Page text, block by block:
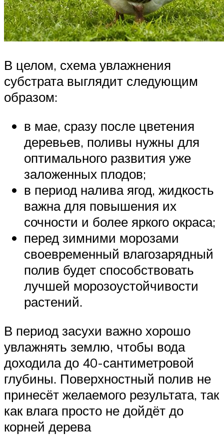
В целом, схема увлажнения
субстрата выглядит следующим
образом:
в мае, сразу после цветения
деревьев, поливы нужны для
оптимального развития уже
заложенных плодов;
в период налива ягод, жидкость
важна для повышения их
сочности и более яркого окраса;
перед зимними морозами
своевременный влагозарядный
полив будет способствовать
лучшей морозоустойчивости
растений.
В период засухи важно хорошо
увлажнять землю, чтобы вода
доходила до 40-сантиметровой
глубины. Поверхностный полив не
принесёт желаемого результата, так
как влага просто не дойдёт до
корней дерева